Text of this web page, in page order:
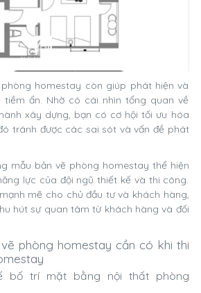
homestay còn giúp phát hiện và
ẩn. Nhờ có cái nhìn tổng quan về
xây dựng, bạn có cơ hội tối ưu hóa
tránh được các sai sót và vấn đề phát
mẫu bản vẽ phòng homestay thể hiện
lực của đội ngũ thiết kế và thi công.
mẽ cho chủ đầu tư và khách hàng,
hút sự quan tâm từ khách hàng và đối
phòng homestay cần có khi thi
bố trí mặt bằng nội thất phòng